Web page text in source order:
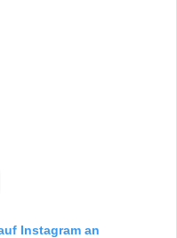
Instagram an